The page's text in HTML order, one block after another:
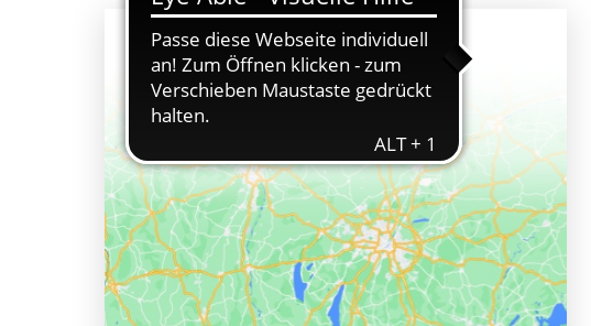
ORTE
SCHLEHDORF BENEDIKTBEUERN BAD TÖLZ